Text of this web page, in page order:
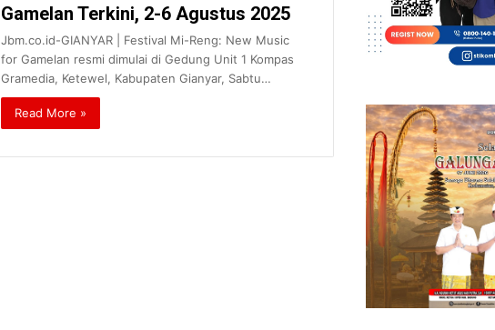
Gamelan Terkini, 2-6 Agustus 2025
Jbm.co.id-GIANYAR | Festival Mi-Reng: New Music
for Gamelan resmi dimulai di Gedung Unit 1 Kompas
Gramedia, Ketewel, Kabupaten Gianyar, Sabtu…
Read More »